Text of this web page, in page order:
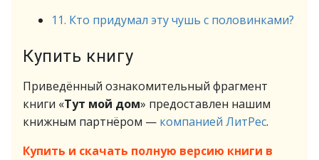
11. Кто придумал эту чушь с половинками?
Купить книгу
Приведённый ознакомительный фрагмент
книги «Тут мой дом» предоставлен нашим
книжным партнёром — компанией ЛитРес.
Купить и скачать полную версию книги в